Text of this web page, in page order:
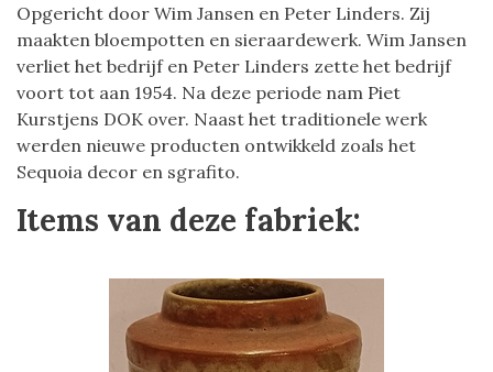
Opgericht door Wim Jansen en Peter Linders. Zij
maakten bloempotten en sieraardewerk. Wim Jansen
verliet het bedrijf en Peter Linders zette het bedrijf
voort tot aan 1954. Na deze periode nam Piet
Kurstjens DOK over. Naast het traditionele werk
werden nieuwe producten ontwikkeld zoals het
Sequoia decor en sgrafito.
Items van deze fabriek: